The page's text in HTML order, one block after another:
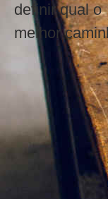
definir qual o
melhor